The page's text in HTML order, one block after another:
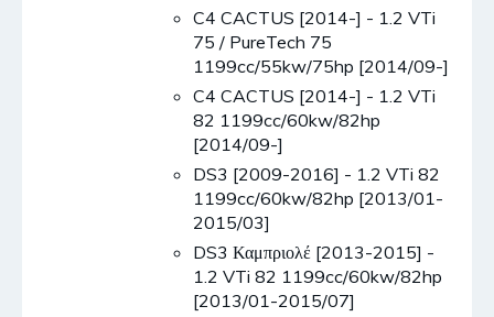
C4 CACTUS [2014-] - 1.2 VTi
75 / PureTech 75
1199cc/55kw/75hp [2014/09-]
C4 CACTUS [2014-] - 1.2 VTi
82 1199cc/60kw/82hp
[2014/09-]
DS3 [2009-2016] - 1.2 VTi 82
1199cc/60kw/82hp [2013/01-
2015/03]
DS3 Καμπριολέ [2013-2015] -
1.2 VTi 82 1199cc/60kw/82hp
[2013/01-2015/07]